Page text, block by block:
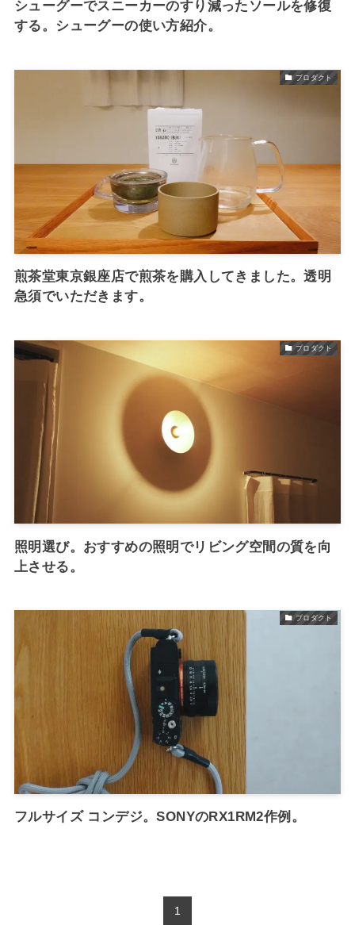
シューグーでスニーカーのすり減ったソールを修復
する。シューグーの使い方紹介。
プロダクト
煎茶堂東京銀座店で煎茶を購入してきました。透明
急須でいただきます。
プロダクト
照明選び。おすすめの照明でリビング空間の質を向
上させる。
プロダクト
フルサイズ コンデジ。SONYのRX1RM2作例。
1